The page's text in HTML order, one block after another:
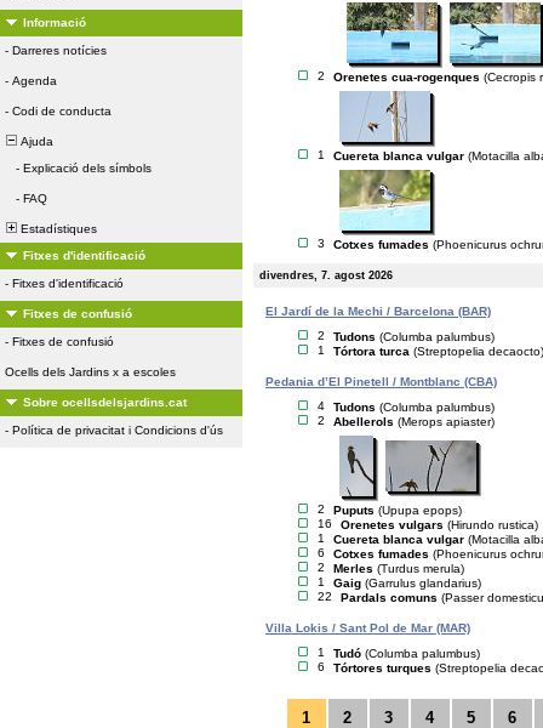
Informació
- Darreres notícies
- Agenda
- Codi de conducta
Ajuda
- Explicació dels símbols
- FAQ
Estadístiques
Fitxes d'identificació
- Fitxes d'identificació
Fitxes de confusió
- Fitxes de confusió
Ocells dels Jardins x a escoles
Sobre ocellsdelsjardins.cat
- Política de privacitat i Condicions d'ús
2 Orenetes cua-rogenques (Cecropis
1 Cuereta blanca vulgar (Motacilla
3 Cotxes fumades (Phoenicurus
divendres, 7. agost 2026
El Jardí de la Mechi / Barcelona (BAR)
2
Tudons (Columba palumbus)
1
Tórtora turca (Streptopelia decaocto)
Pedania d’El Pinetell / Montblanc (CBA)
4
Tudons (Columba palumbus)
2
Abellerols (Merops apiaster)
2 Puputs (Upupa epops)
16
Orenetes vulgars (Hirundo rustica)
1
Cuereta blanca vulgar (Motacilla
6
Cotxes fumades (Phoenicurus
2
Merles (Turdus merula)
1
Gaig (Garrulus glandarius)
22
Pardals comuns (Passer
Villa Lokis / Sant Pol de Mar (MAR)
1
Tudó (Columba palumbus)
6
Tórtores turques (Streptopelia
1 2 3 4 5 6